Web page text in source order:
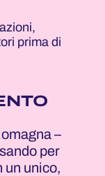
prima di
–
per
un unico,